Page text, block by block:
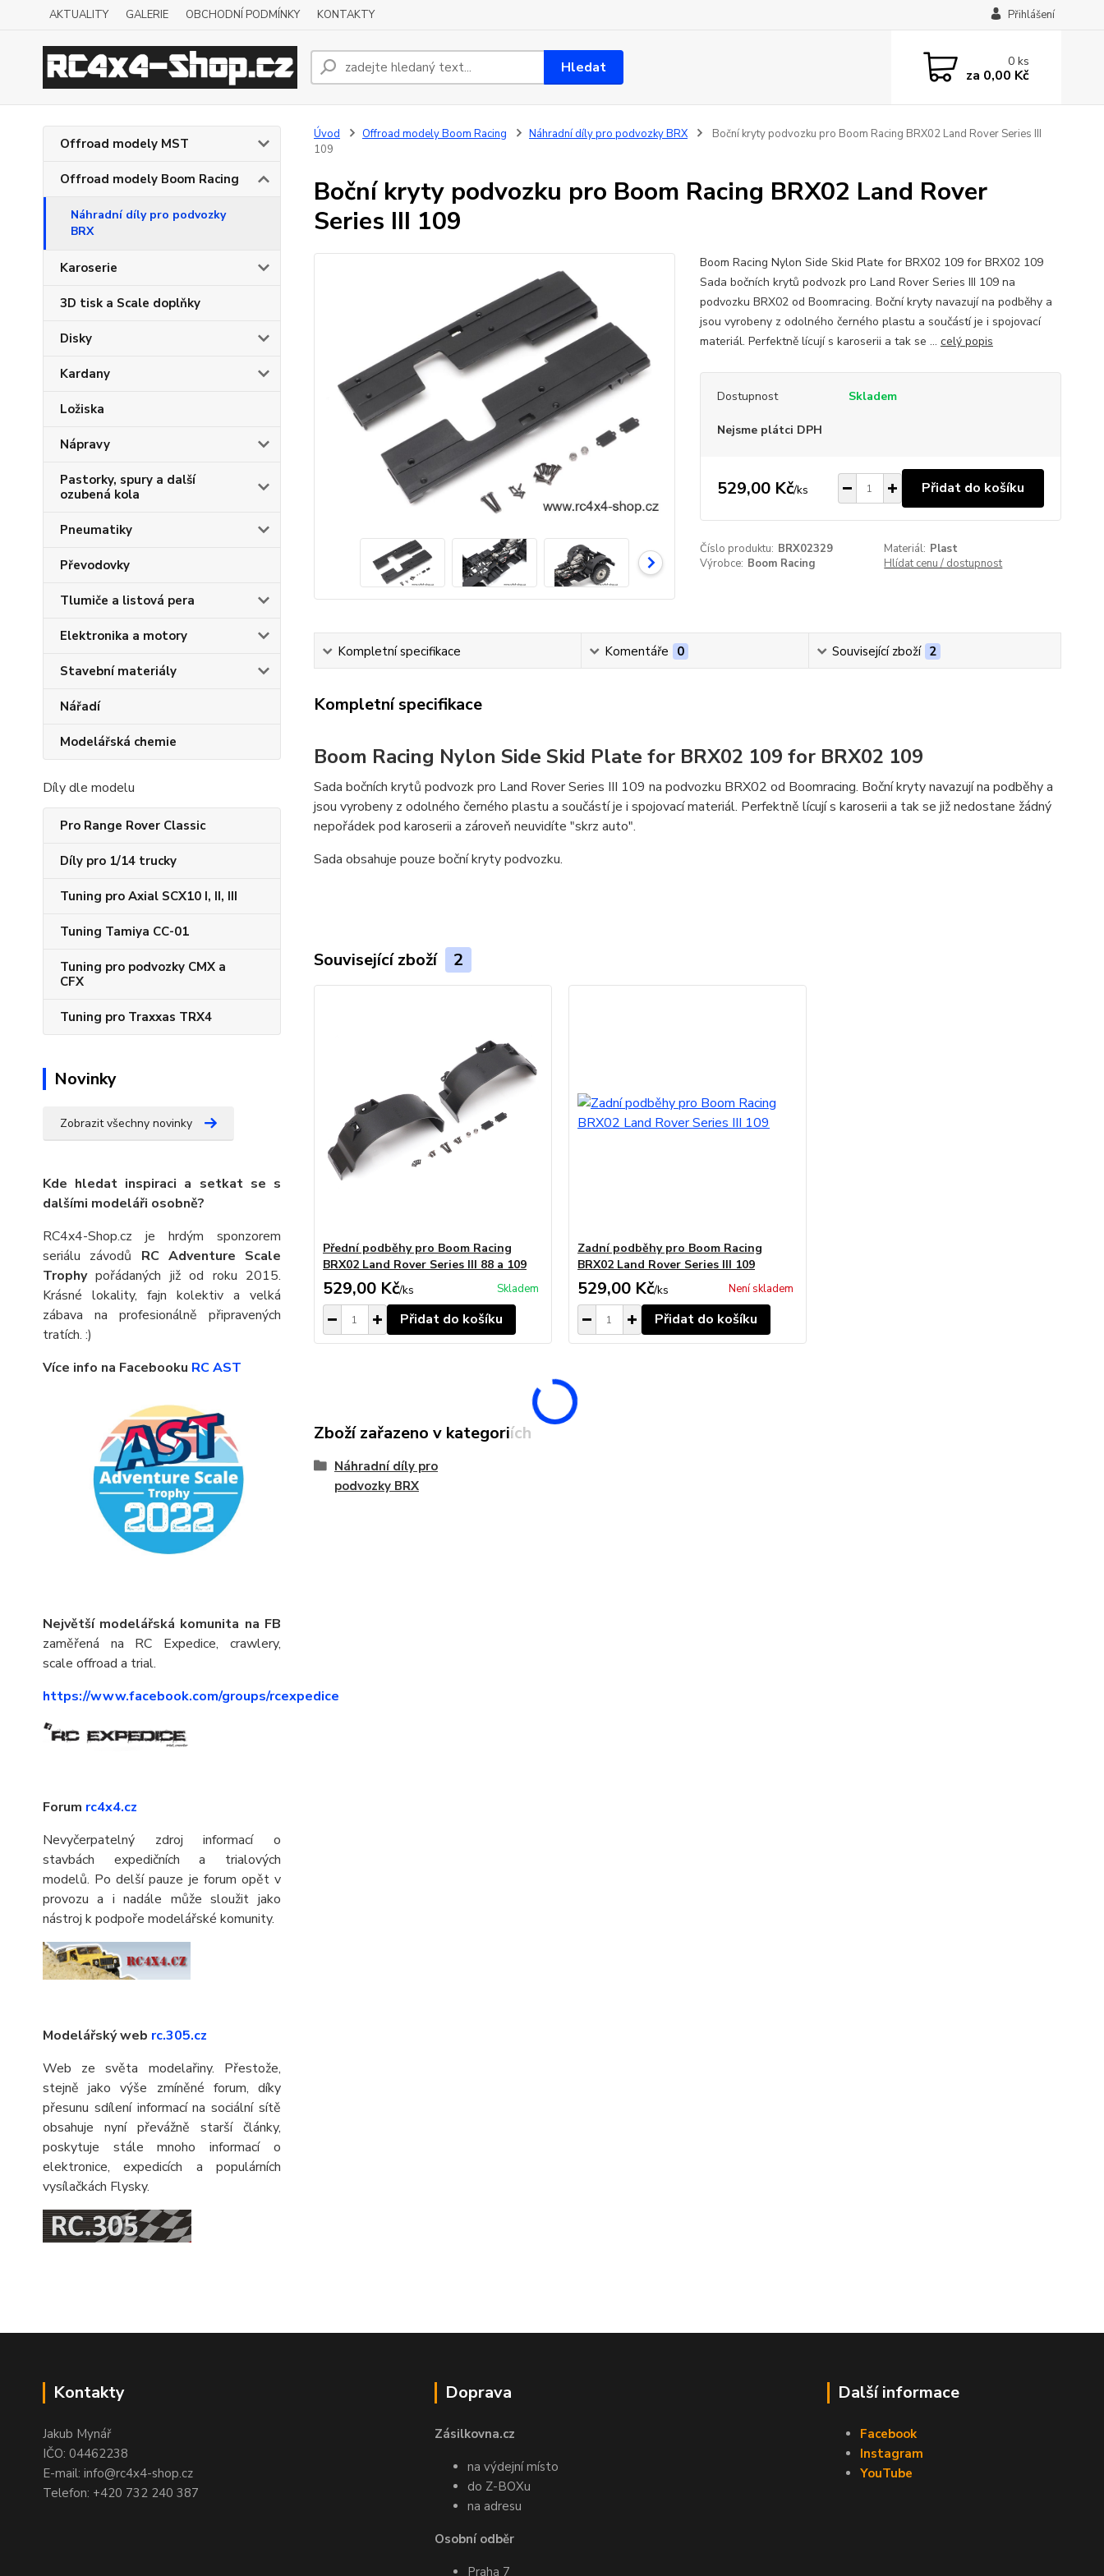
AKTUALITY GALERIE OBCHODNÍ PODMÍNKY KONTAKTY Přihlášení
Hledat 0ks
za 0,00 Kč
Offroad modely MST
Offroad modely Boom Racing
Náhradní díly pro podvozky
BRX
Karoserie
3D tisk a Scale doplňky
Disky
Kardany
Ložiska
Nápravy
Pastorky, spury a další
ozubená kola
Pneumatiky
Převodovky
Tlumiče a listová pera
Elektronika a motory
Stavební materiály
Nářadí
Modelářská chemie
Díly dle modelu
Pro Range Rover Classic
Díly pro 1/14 trucky
Tuning pro Axial SCX10 I, II, III
Tuning Tamiya CC-01
Tuning pro podvozky CMX a
CFX
Tuning pro Traxxas TRX4
Novinky
Zobrazit všechny novinky
Kde hledat inspiraci a setkat se s
dalšími modeláři osobně?
RC4x4-Shop.cz je hrdým sponzorem
seriálu závodů RC Adventure Scale
Trophypořádaných již od roku 2015.
Krásné lokality, fajn kolektiv a velká
zábava na profesionálně připravených
tratích. :)
Více info na Facebooku RC AST
Největší modelářská komunita na FB
zaměřená na RC Expedice, crawlery,
scale offroad a trial.
https://www.facebook.com/groups/rcexpedice
Forum rc4x4.cz
Nevyčerpatelný zdroj informací o
stavbách expedičních a trialových
modelů. Po delší pauze je forum opět v
provozu a i nadále může sloužit jako
nástroj k podpoře modelářské komunity.
Modelářský web rc.305.cz
Web ze světa modelařiny. Přestože,
stejně jako výše zmíněné forum, díky
přesunu sdílení informací na sociální sítě
obsahuje nyní převážně starší články,
poskytuje stále mnoho informací o
elektronice, expedicích a populárních
vysílačkách Flysky.
Úvod Offroad modely Boom Racing Náhradní díly pro podvozky BRX
Boční kryty podvozku pro Boom Racing BRX02 Land Rover Series III
109
Boční kryty podvozku pro Boom Racing BRX02 Land Rover
Series III 109
Boom Racing Nylon Side Skid Plate for BRX02 109 for BRX02 109
Sada bočních krytů podvozk pro Land Rover Series III 109 na
podvozku BRX02 od Boomracing. Boční kryty navazují na podběhy a
jsou vyrobeny z odolného černého plastu a součástí je i spojovací
materiál. Perfektně lícují s karoserii a tak se ... celý popis
Dostupnost Skladem
Nejsme plátci DPH
529,00 Kč/ks Přidat do košíku
Číslo produktu: BRX02329 Materiál: Plast
Výrobce: Boom Racing Hlídat cenu / dostupnost
Kompletní specifikace Komentáře 0 Související zboží 2
Kompletní specifikace
Boom Racing Nylon Side Skid Plate for BRX02 109 for BRX02 109
Sada bočních krytů podvozk pro Land Rover Series III 109 na podvozku BRX02 od Boomracing. Boční kryty navazují na podběhy a
jsou vyrobeny z odolného černého plastu a součástí je i spojovací materiál. Perfektně lícují s karoserii a tak se již nedostane žádný
nepořádek pod karoserii a zároveň neuvidíte "skrz auto".
Sada obsahuje pouze boční kryty podvozku.
Související zboží 2
Přední podběhy pro Boom Racing
BRX02 Land Rover Series III 88 a 109
529,00 Kč/ks Skladem
Přidat do košíku
Zadní podběhy pro Boom Racing
BRX02 Land Rover Series III 109
529,00 Kč/ks Není skladem
Přidat do košíku
Zboží zařazeno v kategoriích
Náhradní díly pro
podvozky BRX
Kontakty
Jakub Mynář
IČO: 04462238
E-mail: info@rc4x4-shop.cz
Telefon: +420 732 240 387
Doprava
Zásilkovna.cz
na výdejní místo
do Z-BOXu
na adresu
Osobní odběr
Praha 7
Další informace
Facebook
Instagram
YouTube